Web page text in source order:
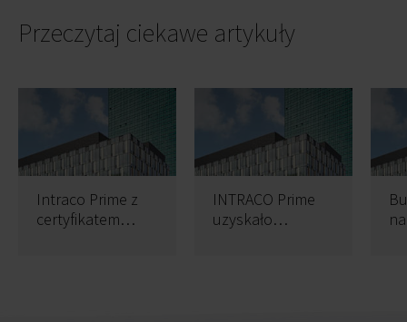
Przeczytaj ciekawe artykuły
Intraco Prime z
certyfikatem
INTRACO Prime
uzyskało